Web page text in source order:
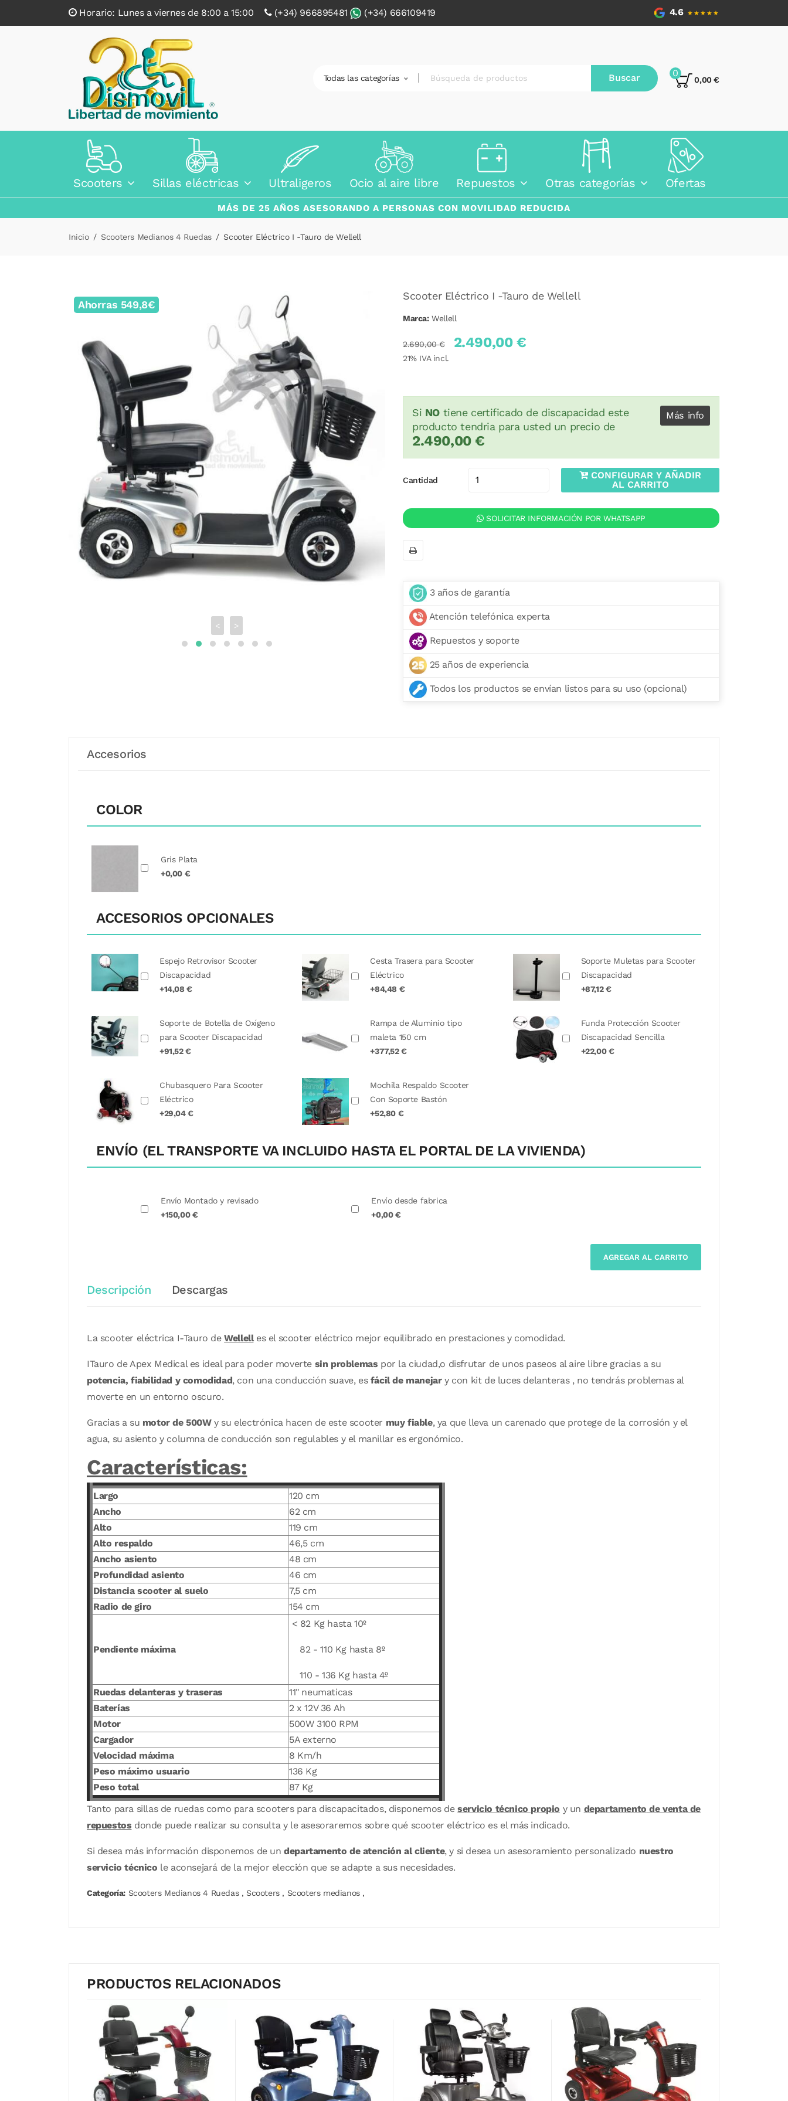
Horario: Lunes a viernes de 8:00 a 15:00 (+34) 966895481 (+34) 666109419 4.6 ★★★★★
Todas las categorías Buscar 0,00 €
0
Scooters Sillas eléctricas Ultraligeros Ocio al aire libre Repuestos Otras categorías Ofertas
MÁS DE 25 AÑOS ASESORANDO A PERSONAS CON MOVILIDAD REDUCIDA
Inicio Scooters Medianos 4 Ruedas Scooter Eléctrico I -Tauro de Wellell
Ahorras 549,8€
< >
Scooter Eléctrico I -Tauro de Wellell
Marca: Wellell
2.690,00 € 2.490,00 €
21% IVA incl.
Más info
Si NO tiene certificado de discapacidad este
producto tendria para usted un precio de
2.490,00 €
Cantidad
CONFIGURAR Y AÑADIR
AL CARRITO
SOLICITAR INFORMACIÓN POR WHATSAPP
3 años de garantía
Atención telefónica experta
Repuestos y soporte
25 años de experiencia
Todos los productos se envían listos para su uso (opcional)
Accesorios
COLOR
Gris Plata
+0,00 €
ACCESORIOS OPCIONALES
Espejo Retrovisor Scooter
Discapacidad
+14,08 €
Cesta Trasera para Scooter
Eléctrico
+84,48 €
Soporte Muletas para Scooter
Discapacidad
+87,12 €
Soporte de Botella de Oxígeno
para Scooter Discapacidad
+91,52 €
Rampa de Aluminio tipo
maleta 150 cm
+377,52 €
Funda Protección Scooter
Discapacidad Sencilla
+22,00 €
Chubasquero Para Scooter
Eléctrico
+29,04 €
Mochila Respaldo Scooter
Con Soporte Bastón
+52,80 €
ENVÍO (EL TRANSPORTE VA INCLUIDO HASTA EL PORTAL DE LA VIVIENDA)
Envío Montado y revisado
+150,00 €
Envío desde fabrica
+0,00 €
AGREGAR AL CARRITO
Descripción Descargas
La scooter eléctrica I-Tauro deWellelles el scooter eléctrico mejor equilibrado en prestaciones y comodidad.
ITauro de Apex Medical es ideal para poder moverte sin problemas por la ciudad,o disfrutar de unos paseos al aire libre gracias a su
potencia, fiabilidad y comodidad, con una conducción suave, es fácil de manejary con kit de luces delanteras , no tendrás problemas al
moverte en un entorno oscuro.
Gracias a su motor de 500Wy su electrónica hacen de este scooter muy fiable, ya que lleva un carenado que protege de la corrosión y el
agua, su asiento y columna de conducción son regulables y el manillar es ergonómico.
Características:
Largo
120 cm
Ancho
62 cm
Alto
119 cm
Alto respaldo
46,5 cm
Ancho asiento
48 cm
Profundidad asiento
46 cm
Distancia scooter al suelo
7,5 cm
Radio de giro
154 cm
Pendiente máxima
< 82 Kg hasta 10º
82 - 110 Kg hasta 8º
110 - 136 Kg hasta 4º
Ruedas delanteras y traseras
11" neumaticas
Baterías
2 x 12V 36 Ah
Motor
500W 3100 RPM
Cargador
5A externo
Velocidad máxima
8 Km/h
Peso máximo usuario
136 Kg
Peso total
87 Kg
Tanto para sillas de ruedas como para scooters para discapacitados, disponemos deservicio técnico propio y un departamento de venta de
repuestos donde puede realizar su consulta y le asesoraremos sobre qué scooter eléctrico es el más indicado.
Si desea más información disponemos de undepartamento de atención al cliente, y si desea un asesoramiento personalizado nuestro
servicio técnico le aconsejará de la mejor elección que se adapte a sus necesidades.
Categoría: Scooters Medianos 4 Ruedas, Scooters, Scooters medianos,
PRODUCTOS RELACIONADOS